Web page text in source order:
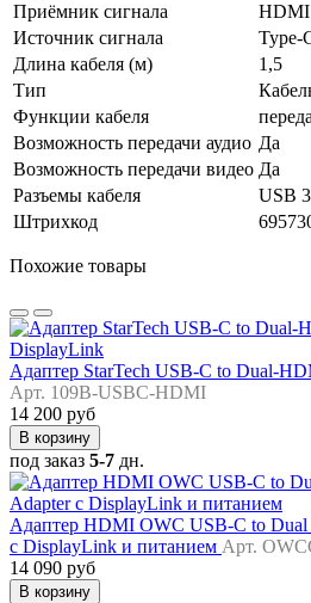
Приёмник сигнала
HDMI
Источник сигнала
Type-
Длина кабеля (м)
1,5
Тип
Функции кабеля
Возможность передачи аудио Да
Возможность передачи видео Да
Разъемы кабеля
USB
Штрихкод
Похожие товары
Адаптер StarTech USB-C to Dual-
Арт. 109B-USBC-HDMI
14 200 руб
В корзину
под заказ 5-7 дн.
Адаптер HDMI OWC USB-C to
с DisplayLink и питанием Арт.
14 090 руб
В корзину